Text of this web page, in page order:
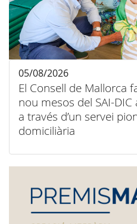
El Consell de Mallorca
nou mesos del SAI-
a través d’un servei
domiciliària
05/08/2026